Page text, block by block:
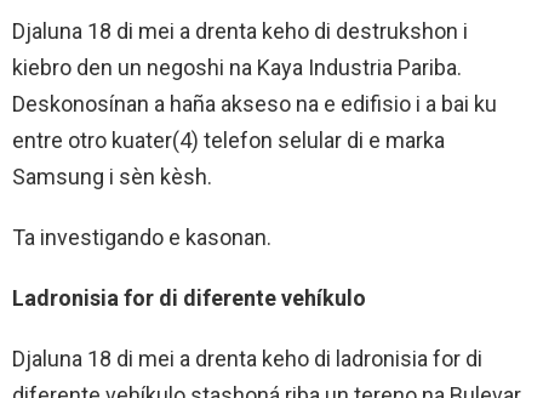
Djaluna 18 di mei a drenta keho di destrukshon i
kiebro den un negoshi na Kaya Industria Pariba.
Deskonosínan a haña akseso na e edifisio i a bai ku
entre otro kuater(4) telefon selular di e marka
Samsung i sèn kèsh.
Ta investigando e kasonan.
Ladronisia for di diferente vehíkulo
Djaluna 18 di mei a drenta keho di ladronisia for di